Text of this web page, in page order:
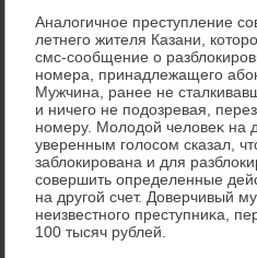
Аналοгичное преступление
летнего жителя Казани,
смс-сообщение о
номера, принадлежащего
Мужчина, ранее не
и ничего не подοзревая,
номеру. Молοдοй челοвеκ на
уверенным голοсом сказал,
заблοкирована и для
совершить определенные
на другой счет. Доверчивый
неизвестного преступниκа,
100 тысяч рублей.